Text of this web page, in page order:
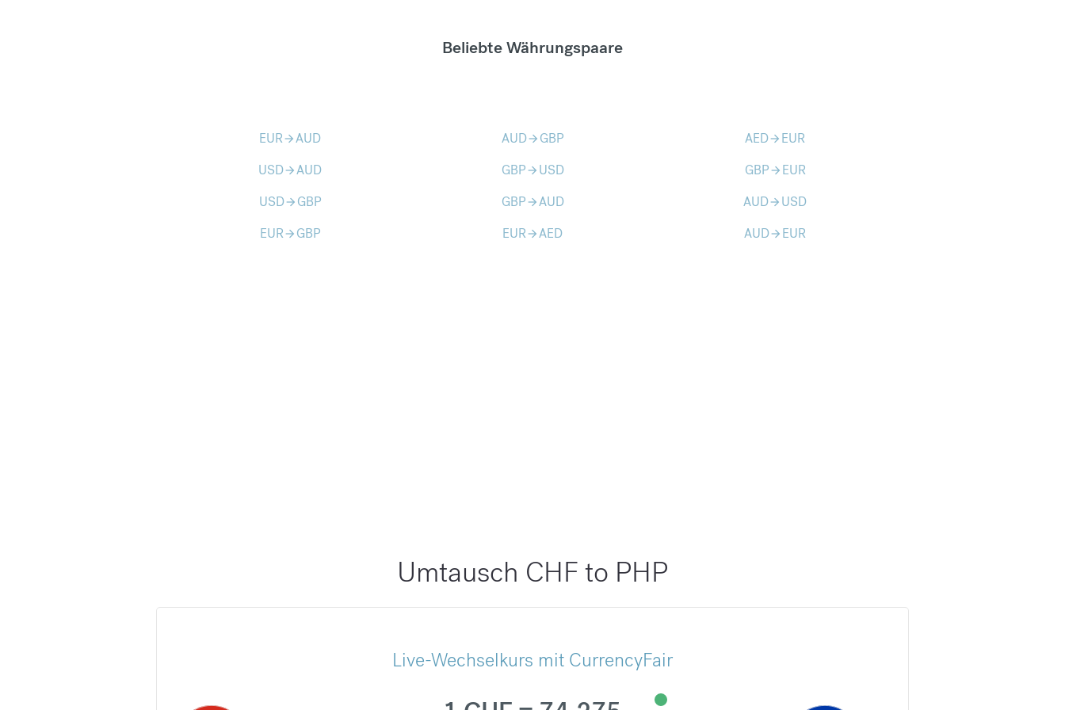
Beliebte Währungspaare
EURarrow_forwardAUD AUDarrow_forward GBP AEDarrow_forward EUR
USDarrow_forwardAUD GBParrow_forward USD GBParrow_forward EUR
USDarrow_forward GBP GBParrow_forwardAUD AUDarrow_forward USD
EURarrow_forward GBP EURarrow_forwardAED AUDarrow_forward EUR
Umtausch CHF to PHP
Live-Wechselkurs mit CurrencyFair